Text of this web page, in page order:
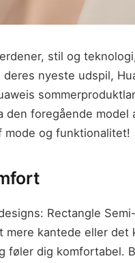
stil og
nyeste udspil,
foregående model
mode og funktionalitet!
Rectangle
mere kantede eller
føler dig komfortabel.